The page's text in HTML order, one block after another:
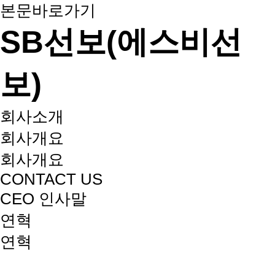
본문바로가기
SB선보(에스비선
보)
회사소개
회사개요
회사개요
CONTACT US
CEO 인사말
연혁
연혁